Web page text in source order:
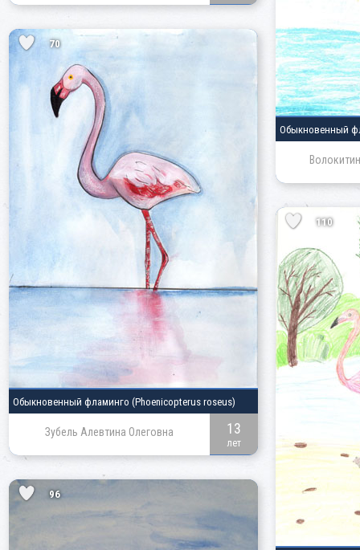
Обыкновенный
70
Обыкновенный фламинго (Phoenicopterus roseus)
Зубель Алевтина Олеговна 13
лет
110
96